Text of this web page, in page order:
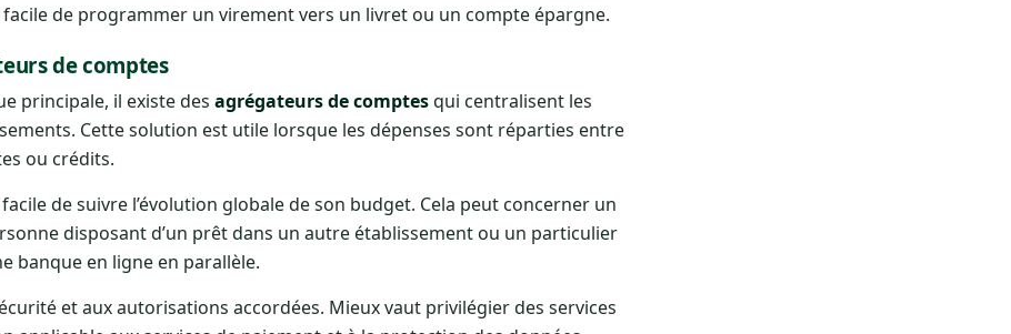
de programmer un virement vers un livret ou un compte épargne.
de comptes
principale, il existe des agrégateurs de comptesqui centralisent les
Cette solution est utile lorsque les dépenses sont réparties entre
ou crédits.
de suivre l’évolution globale de son budget. Cela peut concerner un
disposant d’un prêt dans un autre établissement ou un particulier
banque en ligne en parallèle.
et aux autorisations accordées. Mieux vaut privilégier des services